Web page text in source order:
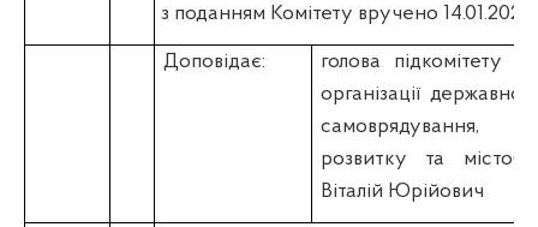
з поданням Комітету вручено 14.01.2020)
Доповідає: голова підкомітету
організації
самоврядування,
розвитку та
Віталій Юрійович